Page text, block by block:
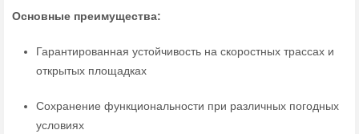
Основные преимущества:
Гарантированная устойчивость на скоростных трассах и
открытых площадках
Сохранение функциональности при различных погодных
условиях